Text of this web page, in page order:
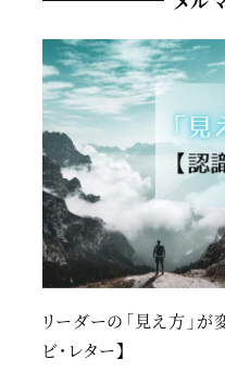
リーダーの「見え方」
ビ・レター】